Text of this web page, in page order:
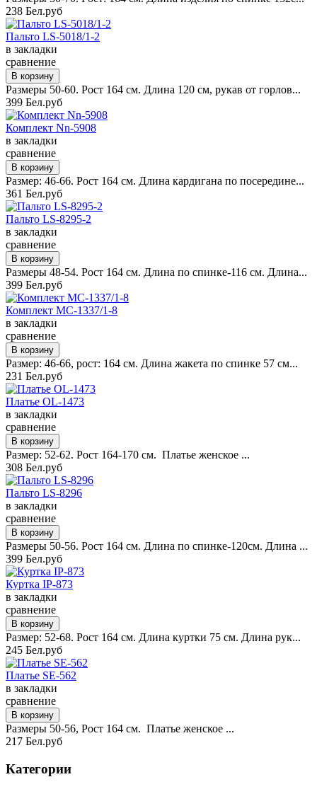
238 Бел.руб
Пальто LS-5018/1-2
в закладки
сравнение
Размеры 50-60. Рост 164 см. Длина 120 см, рукав от горлов...
399 Бел.руб
Комплект Nn-5908
в закладки
сравнение
Размер: 46-66. Рост 164 см. Длина кардигана по посередине...
361 Бел.руб
Пальто LS-8295-2
в закладки
сравнение
Размеры 48-54. Рост 164 см. Длина по спинке-116 см. Длина...
399 Бел.руб
Комплект MC-1337/1-8
в закладки
сравнение
Размер: 46-66, рост: 164 см. Длина жакета по спинке 57 см...
231 Бел.руб
Платье OL-1473
в закладки
сравнение
Размер: 52-62. Рост 164-170 см. Платье женское ...
308 Бел.руб
Пальто LS-8296
в закладки
сравнение
Размеры 50-56. Рост 164 см. Длина по спинке-120см. Длина ...
399 Бел.руб
Куртка IP-873
в закладки
сравнение
Размер: 52-68. Рост 164 см. Длина куртки 75 см. Длина рук...
245 Бел.руб
Платье SE-562
в закладки
сравнение
Размеры 50-56, Рост 164 см. Платье женское ...
217 Бел.руб
Категории